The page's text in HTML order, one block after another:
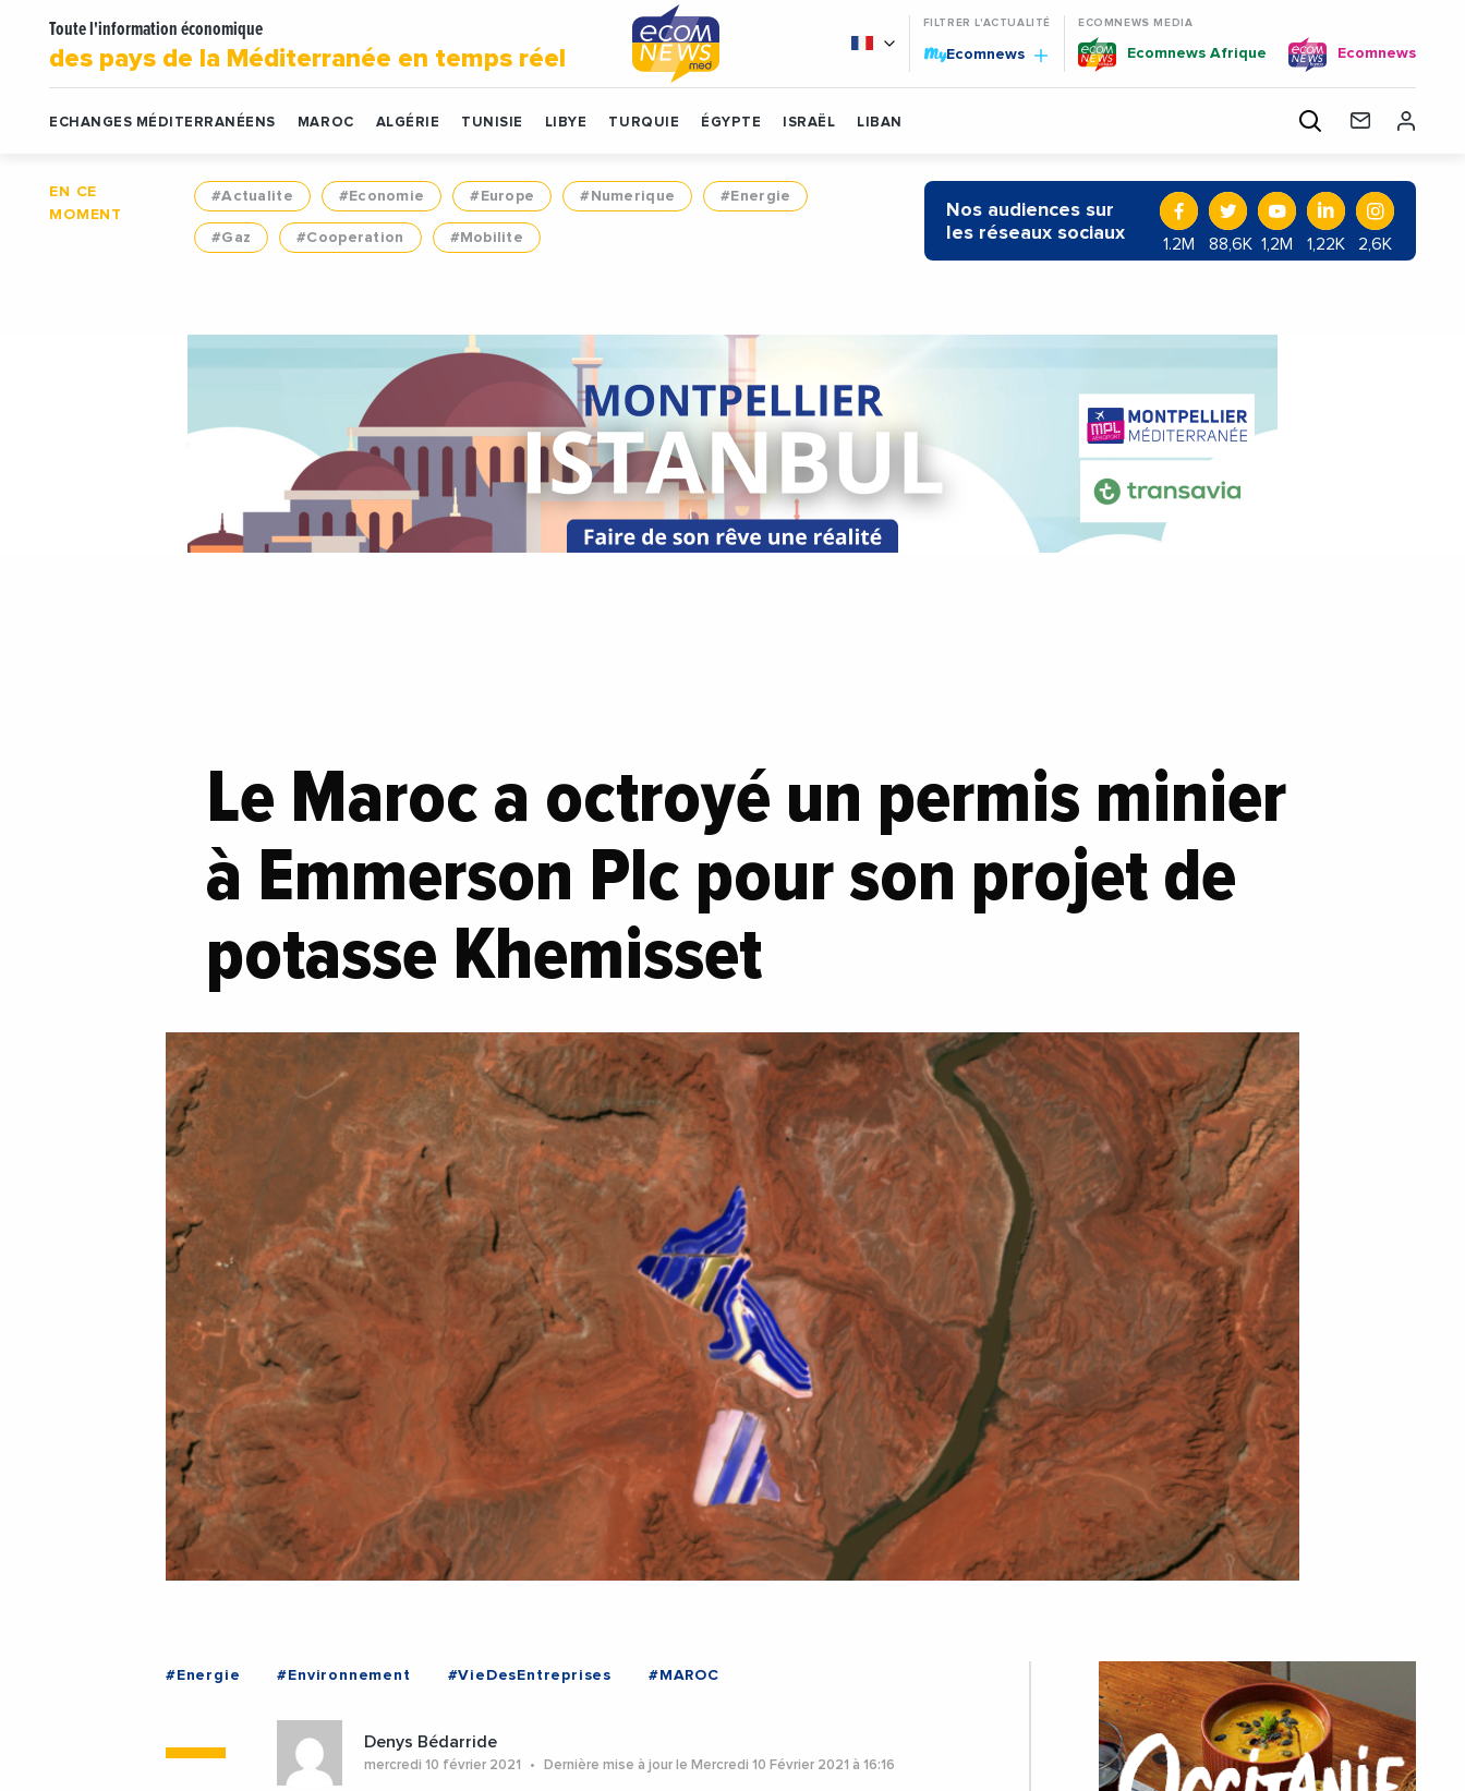
Toute l'information économique
des pays de la Méditerranée en temps réel
FILTRER L'ACTUALITÉ
MyEcomnews
ECOMNEWS MEDIA
Ecomnews Afrique Ecomnews
ECHANGES MÉDITERRANÉENS MAROC ALGÉRIE TUNISIE LIBYE TURQUIE ÉGYPTE ISRAËL LIBAN
EN CE
MOMENT
#Actualite #Economie #Europe #Numerique #Energie
#Gaz #Cooperation #Mobilite
Nos audiences sur
les réseaux sociaux
1.2M 88,6K 1,2M 1,22K 2,6K
Le Maroc a octroyé un permis minier
à Emmerson Plc pour son projet de
potasse Khemisset
#Energie #Environnement #VieDesEntreprises #MAROC
Denys Bédarride
mercredi 10 février 2021 Dernière mise à jour le Mercredi 10 Février 2021 à 16:16